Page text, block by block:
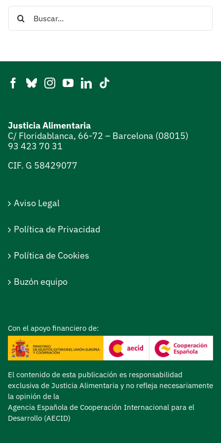
Search
for:
Justicia Alimentaria
C/ Floridablanca, 66-72 – Barcelona (08015)
93 423 70 31
CIF. G 58429077
Aviso Legal
Política de Privacidad
Política de Cookies
Buzón equipo
Con el apoyo financiero de:
El contenido de esta publicación es responsabilidad
exclusiva de Justicia Alimentaria y no refleja necesariamente
la opinión de la
Agencia Española de Cooperación Internacional para el
Desarrollo (AECID)